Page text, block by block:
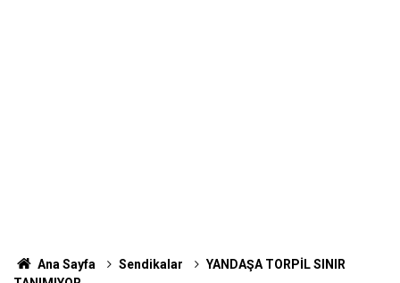
Ana Sayfa Sendikalar
YANDAŞA TORPİL SINIR